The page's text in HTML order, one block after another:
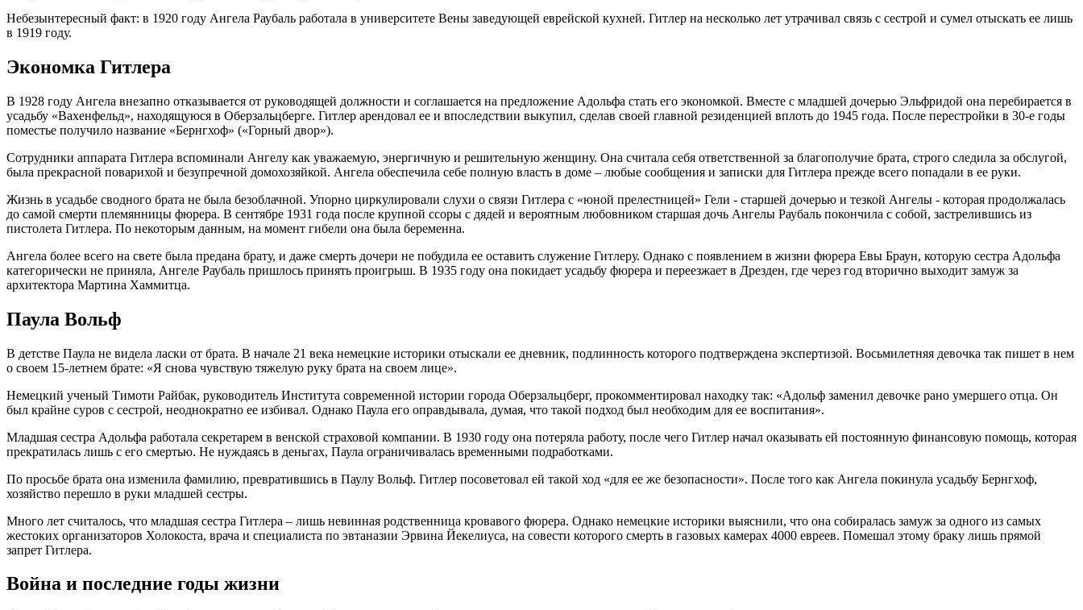
Небезынтересный факт: в 1920 году Ангела Раубаль работала в университете Вены заведующей еврейской кухней. Гитлер на несколько лет утрачивал связь с сестрой и сумел отыскать ее лишь
в 1919 году.
Экономка Гитлера
В 1928 году Ангела внезапно отказывается от руководящей должности и соглашается на предложение Адольфа стать его экономкой. Вместе с младшей дочерью Эльфридой она перебирается в
усадьбу «Вахенфельд», находящуюся в Оберзальцберге. Гитлер арендовал ее и впоследствии выкупил, сделав своей главной резиденцией вплоть до 1945 года. После перестройки в 30-е годы
поместье получило название «Бернгхоф» («Горный двор»).
Сотрудники аппарата Гитлера вспоминали Ангелу как уважаемую, энергичную и решительную женщину. Она считала себя ответственной за благополучие брата, строго следила за обслугой,
была прекрасной поварихой и безупречной домохозяйкой. Ангела обеспечила себе полную власть в доме – любые сообщения и записки для Гитлера прежде всего попадали в ее руки.
Жизнь в усадьбе сводного брата не была безоблачной. Упорно циркулировали слухи о связи Гитлера с «юной прелестницей» Гели - старшей дочерью и тезкой Ангелы - которая продолжалась
до самой смерти племянницы фюрера. В сентябре 1931 года после крупной ссоры с дядей и вероятным любовником старшая дочь Ангелы Раубаль покончила с собой, застрелившись из
пистолета Гитлера. По некоторым данным, на момент гибели она была беременна.
Ангела более всего на свете была предана брату, и даже смерть дочери не побудила ее оставить служение Гитлеру. Однако с появлением в жизни фюрера Евы Браун, которую сестра Адольфа
категорически не приняла, Ангеле Раубаль пришлось принять проигрыш. В 1935 году она покидает усадьбу фюрера и переезжает в Дрезден, где через год вторично выходит замуж за
архитектора Мартина Хаммитца.
Паула Вольф
В детстве Паула не видела ласки от брата. В начале 21 века немецкие историки отыскали ее дневник, подлинность которого подтверждена экспертизой. Восьмилетняя девочка так пишет в нем
о своем 15-летнем брате: «Я снова чувствую тяжелую руку брата на своем лице».
Немецкий ученый Тимоти Райбак, руководитель Института современной истории города Оберзальцберг, прокомментировал находку так: «Адольф заменил девочке рано умершего отца. Он
был крайне суров с сестрой, неоднократно ее избивал. Однако Паула его оправдывала, думая, что такой подход был необходим для ее воспитания».
Младшая сестра Адольфа работала секретарем в венской страховой компании. В 1930 году она потеряла работу, после чего Гитлер начал оказывать ей постоянную финансовую помощь, которая
прекратилась лишь с его смертью. Не нуждаясь в деньгах, Паула ограничивалась временными подработками.
По просьбе брата она изменила фамилию, превратившись в Паулу Вольф. Гитлер посоветовал ей такой ход «для ее же безопасности». После того как Ангела покинула усадьбу Бернгхоф,
хозяйство перешло в руки младшей сестры.
Много лет считалось, что младшая сестра Гитлера – лишь невинная родственница кровавого фюрера. Однако немецкие историки выяснили, что она собиралась замуж за одного из самых
жестоких организаторов Холокоста, врача и специалиста по эвтаназии Эрвина Йекелиуса, на совести которого смерть в газовых камерах 4000 евреев. Помешал этому браку лишь прямой
запрет Гитлера.
Война и последние годы жизни